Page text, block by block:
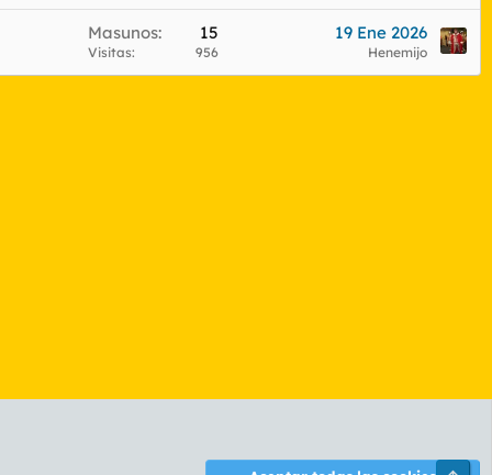
Masunos 15
Visitas 956
19 Ene 2026
Henemijo